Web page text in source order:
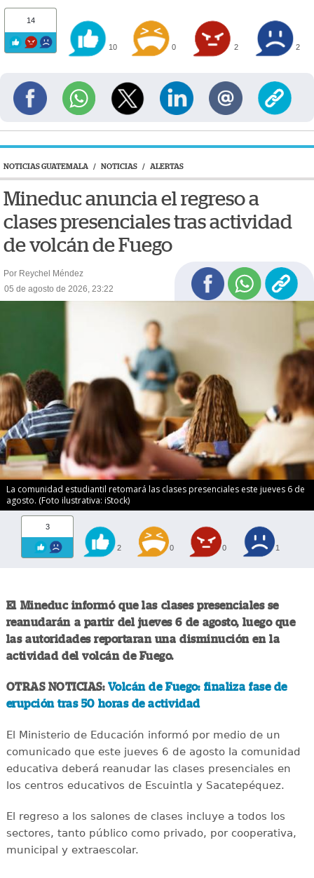
14
10 0 2 2
NOTICIAS GUATEMALA / NOTICIAS / ALERTAS
Mineduc anuncia el regreso a
clases presenciales tras actividad
de volcán de Fuego
Por Reychel Méndez
05 de agosto de 2026, 23:22
La comunidad estudiantil retomará las clases presenciales este jueves 6 de
agosto. (Foto ilustrativa: iStock)
3
2 0 0 1
El Mineduc informó que las clases presenciales se
reanudarán a partir del jueves 6 de agosto, luego que
las autoridades reportaran una disminución en la
actividad del volcán de Fuego.
OTRAS NOTICIAS: Volcán de Fuego: finaliza fase de
erupción tras 50 horas de actividad
El Ministerio de Educación informó por medio de un
comunicado que este jueves 6 de agosto la comunidad
educativa deberá reanudar las clases presenciales en
los centros educativos de Escuintla y Sacatepéquez.
El regreso a los salones de clases incluye a todos los
sectores, tanto público como privado, por cooperativa,
municipal y extraescolar.